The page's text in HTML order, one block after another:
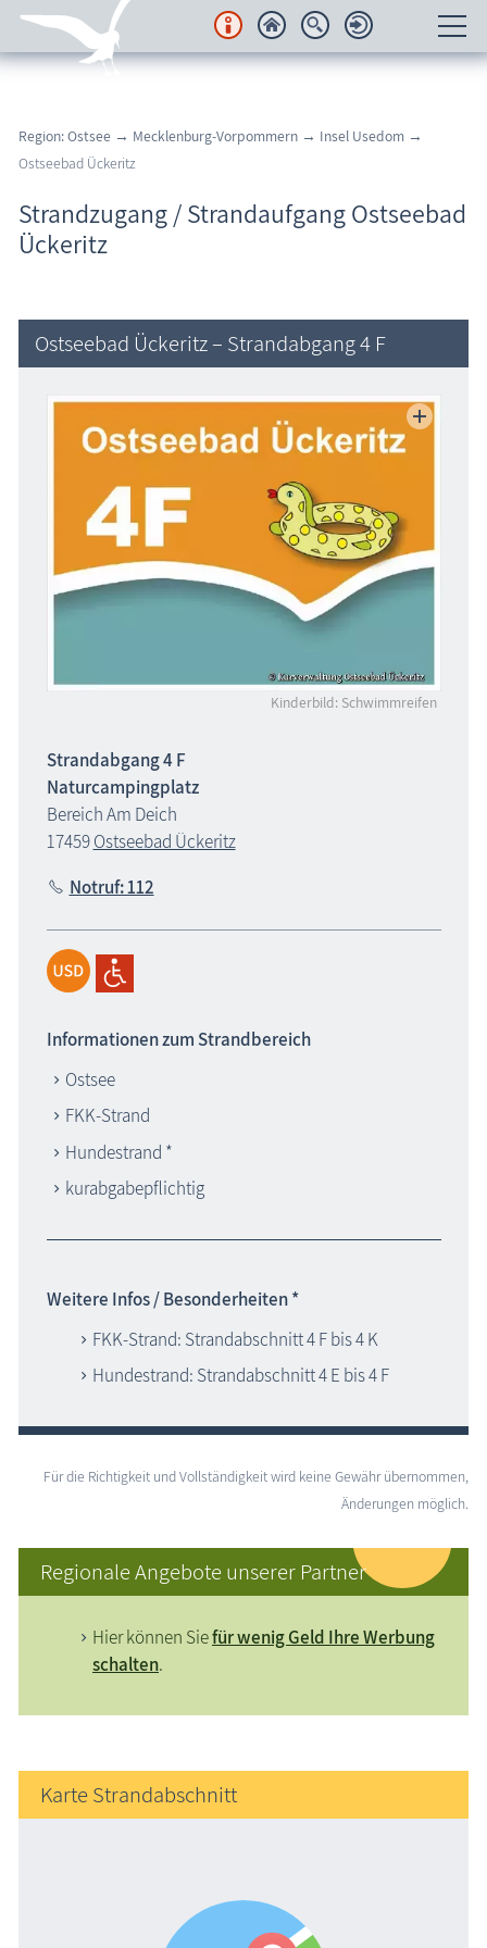
Regionales
Urlaubsorte
Karten
Wissenswertes
Veranstaltungen
Region: Ostsee → Mecklenburg-Vorpommern → Insel Usedom →
Ostseebad Ückeritz
Strandzugang / Strandaufgang Ostseebad
Ückeritz
Ostseebad Ückeritz – Strandabgang 4 F
Kinderbild: Schwimmreifen
Strandabgang 4 F
Naturcampingplatz
Bereich Am Deich
17459Ostseebad Ückeritz
Notruf: 112
Informationen zum Strandbereich
Ostsee
FKK-Strand
Hundestrand *
kurabgabepflichtig
Weitere Infos / Besonderheiten *
FKK-Strand: Strandabschnitt 4 F bis 4 K
Hundestrand: Strandabschnitt 4 E bis 4 F
Für die Richtigkeit und Vollständigkeit wird keine Gewähr übernommen,
Änderungen möglich.
Regionale Angebote unserer Partner
Hier können Siefür wenig Geld Ihre Werbung
schalten.
Karte Strandabschnitt